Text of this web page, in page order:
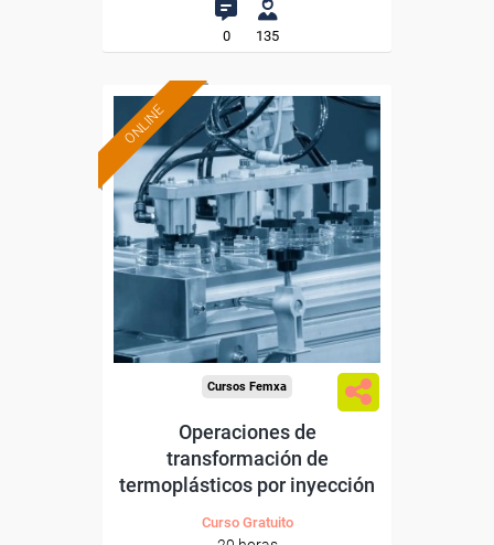
0 135
ONLINE
Formación 100%
subvencionada.
Para desempleados,
trabajadores y autónomos.
Sector
-Industria Química.
Cursos Femxa
Operaciones de
transformación de
termoplásticos por inyección
Curso Gratuito